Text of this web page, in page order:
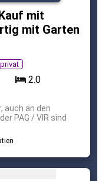
mit
mit Garten
2.0
auch an den
PAG / VIR sind